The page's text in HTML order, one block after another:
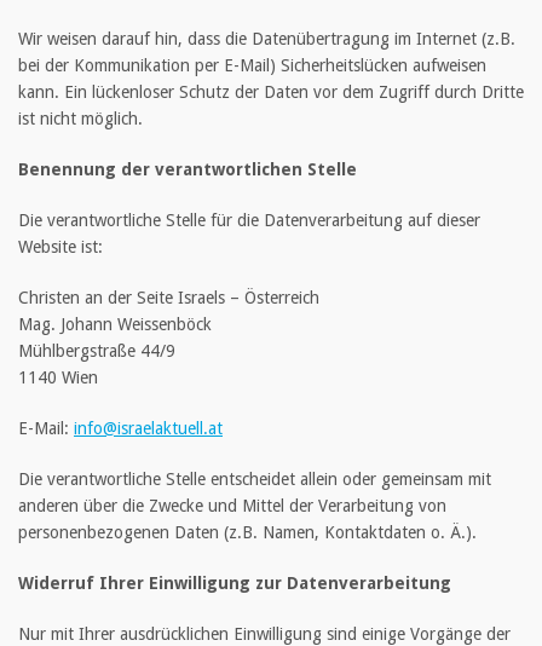
Wir weisen darauf hin, dass die Datenübertragung im Internet (z.B.
bei der Kommunikation per E-Mail) Sicherheitslücken aufweisen
kann. Ein lückenloser Schutz der Daten vor dem Zugriff durch Dritte
ist nicht möglich.
Benennung der verantwortlichen Stelle
Die verantwortliche Stelle für die Datenverarbeitung auf dieser
Website ist:
Christen an der Seite Israels – Österreich
Mag. Johann Weissenböck
Mühlbergstraße 44/9
1140 Wien
E-Mail: info@israelaktuell.at
Die verantwortliche Stelle entscheidet allein oder gemeinsam mit
anderen über die Zwecke und Mittel der Verarbeitung von
personenbezogenen Daten (z.B. Namen, Kontaktdaten o. Ä.).
Widerruf Ihrer Einwilligung zur Datenverarbeitung
Nur mit Ihrer ausdrücklichen Einwilligung sind einige Vorgänge der